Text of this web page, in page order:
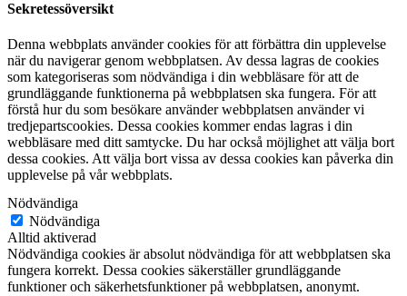
Sekretessöversikt
Denna webbplats använder cookies för att förbättra din upplevelse
när du navigerar genom webbplatsen. Av dessa lagras de cookies
som kategoriseras som nödvändiga i din webbläsare för att de
grundläggande funktionerna på webbplatsen ska fungera. För att
förstå hur du som besökare använder webbplatsen använder vi
tredjepartscookies. Dessa cookies kommer endas lagras i din
webbläsare med ditt samtycke. Du har också möjlighet att välja bort
dessa cookies. Att välja bort vissa av dessa cookies kan påverka din
upplevelse på vår webbplats.
Nödvändiga
Nödvändiga
Alltid aktiverad
Nödvändiga cookies är absolut nödvändiga för att webbplatsen ska
fungera korrekt. Dessa cookies säkerställer grundläggande
funktioner och säkerhetsfunktioner på webbplatsen, anonymt.